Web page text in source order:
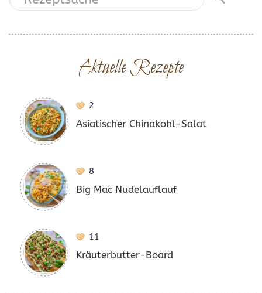
Aktuelle Rezepte
2
Asiatischer Chinakohl-Salat
8
Big Mac Nudelauflauf
11
Kräuterbutter-Board